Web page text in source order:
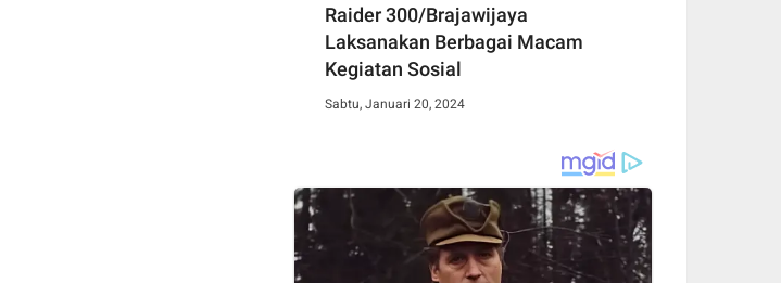
Raider 300/Brajawijaya
Laksanakan Berbagai Macam
Kegiatan Sosial
Sabtu, Januari 20, 2024